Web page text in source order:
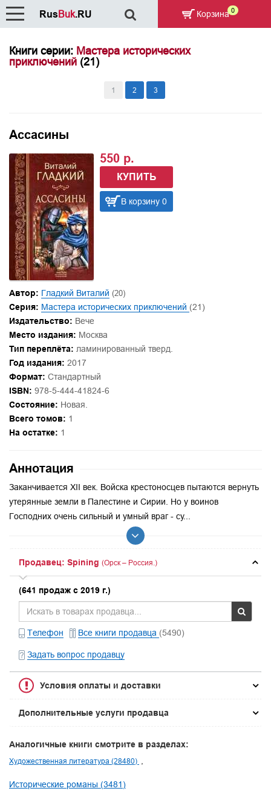
Книги серии: Мастера исторических
приключений (21)
1 2 3
Ассасины
550 р.
КУПИТЬ
В корзину 0
Автор: Гладкий Виталий (20)
Серия: Мастера исторических приключений (21)
Издательство: Вече
Место издания: Москва
Тип переплёта: ламинированный тверд.
Год издания: 2017
Формат: Стандартный
ISBN: 978-5-444-41824-6
Состояние: Новая.
Всего томов: 1
На остатке: 1
Аннотация
Заканчивается XII век. Войска крестоносцев пытаются вернуть
утерянные земли в Палестине и Сирии. Но у воинов
Господних очень сильный и умный враг - су...
Продавец: Spining (Орск – Россия.)
(641 продаж с 2019 г.)
Телефон Все книги продавца (5490)
Задать вопрос продавцу
Условия оплаты и доставки
Дополнительные услуги продавца
Аналогичные книги смотрите в разделах:
Художественная литература (28480)
Исторические романы (3481)
RusBuk.RU Корзина 0